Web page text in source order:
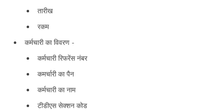
तारीख
रकम
कर्मचारी का विवरण -
कर्मचारी रिफरेंस नंबर
कमर्चारी का पैन
कर्मचारी का नाम
टीडीएस सेक्शन कोड